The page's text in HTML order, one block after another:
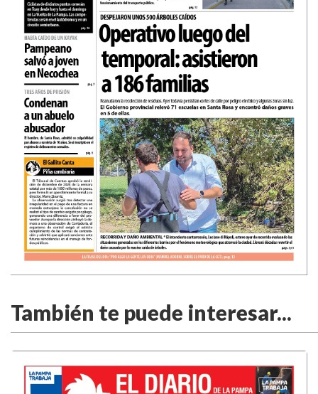
También te puede interesar...